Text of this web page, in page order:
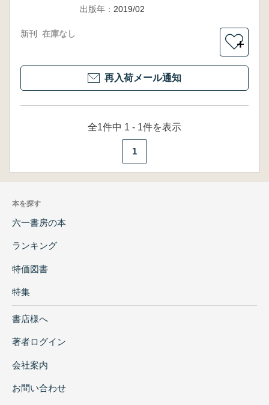
出版年： 2019/02
新刊 在庫なし
＋
再入荷メール通知
全1件中 1 - 1件を表示
1
本を探す
六一書房の本
ランキング
特価図書
特集
書店様へ
著者ログイン
会社案内
お問い合わせ